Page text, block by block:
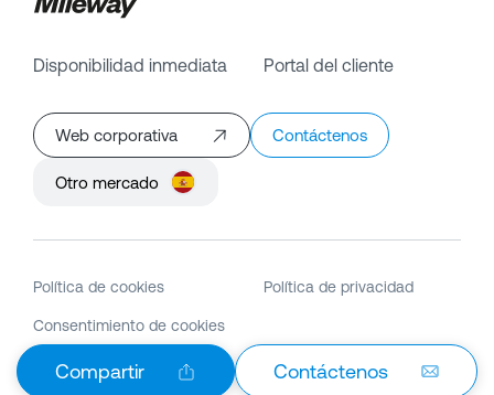
Compartir Contáctenos
Disponibilidad inmediata Portal del cliente
Web corporativa Contáctenos
Otro mercado
Política de cookies Política de privacidad
Consentimiento de cookies
© Copyright Mileway2026